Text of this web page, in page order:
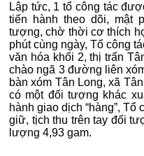
Lập tức, 1 tổ công tác
tiến hành theo dõi, mật
tượng, chờ thời cơ thích
phút cùng ngày, Tổ công
văn hóa khối 2, thị trấn
chào ngã 3 đường liên
bàn xóm Tân Long, xã
có một đối tượng khác
hành giao dịch “hàng”,
giữ, tịch thu trên tay đối
lượng 4,93 gam.